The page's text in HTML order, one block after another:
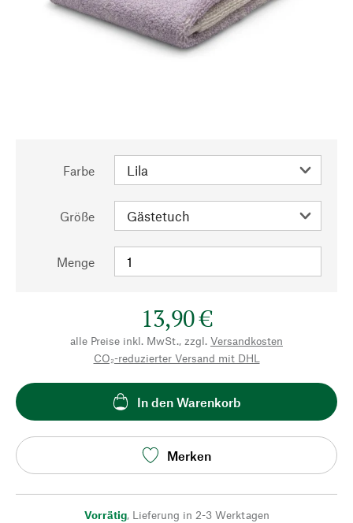
Farbe
Größe
Menge
13,90 €
alle Preise inkl. MwSt., zzgl. Versandkosten
CO₂-reduzierter Versand mit DHL
In den Warenkorb
Merken
Vorrätig, Lieferung in 2-3 Werktagen